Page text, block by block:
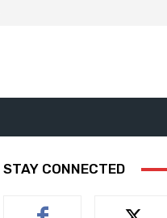
STAY CONNECTED